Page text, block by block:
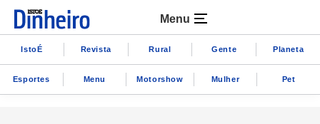
Menu
IstoÉ Revista Rural Gente Planeta
Esportes Menu Motorshow Mulher Pet